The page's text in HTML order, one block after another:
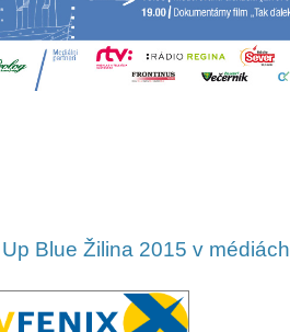
Blue Žilina 2015 v médiách